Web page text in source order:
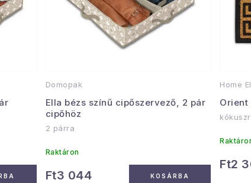
Domopak
Ella bézs színű cipőszervező, 2 pár
cipőhöz
2 párra
Raktáron
Ft3 044 KOSÁRBA
Home
Orient
Ft2